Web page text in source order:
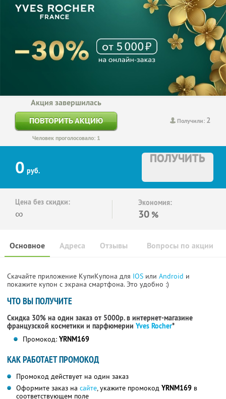
Получили: 2
Акция завершилась
ПОВТОРИТЬ АКЦИЮ
Человек проголосовало: 1
0 руб.
ПОЛУЧИТЬ
Цена без скидки:
∞
Экономия:
30 %
Основное Отзывы Вопросы по акции
Адреса
Скачайте приложение КупиКупона для IOS или Android и
покажите купон с экрана смартфона. Это удобно :)
ЧТО ВЫ ПОЛУЧИТЕ
Скидка 30% на один заказ от 5000р. в интернет-магазине
французской косметики и парфюмерии Yves Rocher*
Промокод: YRNM169
КАК РАБОТАЕТ ПРОМОКОД
Промокод действует на один заказ
Оформите заказ на сайте, укажите промокод YRNM169 в
соответствующем поле